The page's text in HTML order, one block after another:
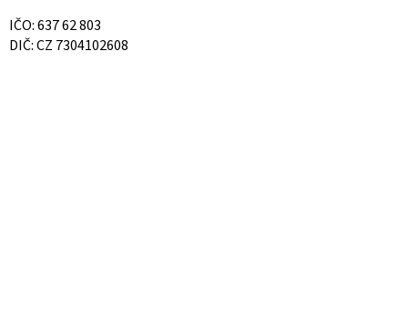
IČO: 637 62 803
DIČ: CZ 7304102608